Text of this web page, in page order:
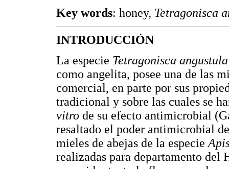
Key words: honey, Tetragonisca
INTRODUCCIÓN
La especie Tetragonisca
como angelita, posee una de las
comercial, en parte por sus
tradicional y sobre las cuales se
vitro de su efecto antimicrobial
resaltado el poder antimicrobial
mieles de abejas de la especie
realizadas para departamento